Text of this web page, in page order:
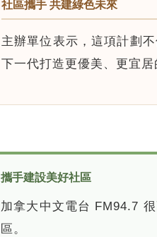
社區攜手 共建綠色未來
主辦單位表示，這項計劃
下一代打造更優美、更宜居
攜手建設美好社區
加拿大中文電台 FM94.7
區。